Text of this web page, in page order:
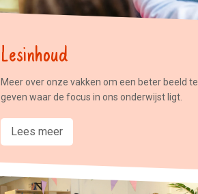
Lesinhoud
Meer over onze vakken om een beter beeld te
geven waar de focus in ons onderwijst ligt.
Lees meer